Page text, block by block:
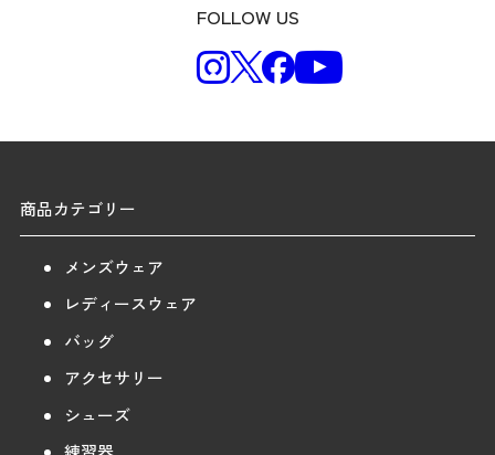
FOLLOW US
商品カテゴリー
メンズウェア
レディースウェア
バッグ
アクセサリー
シューズ